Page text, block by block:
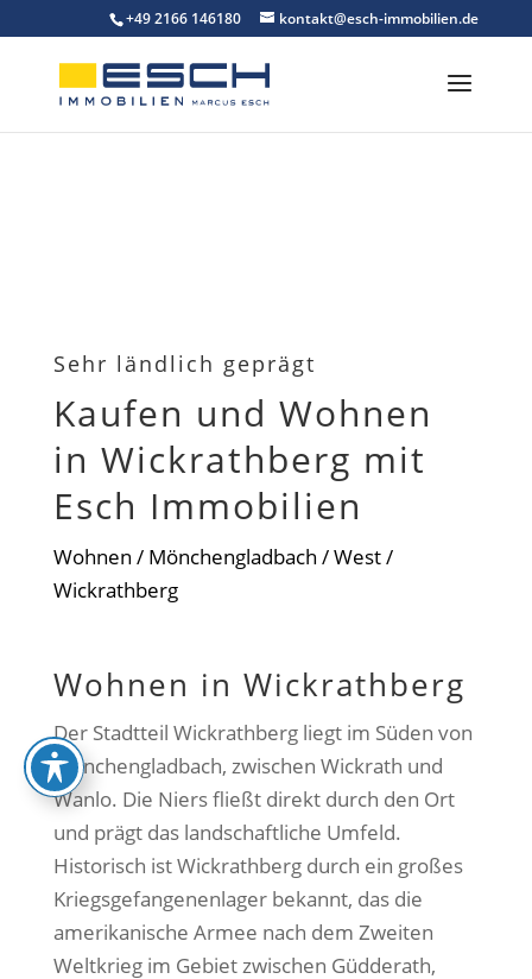
Skip to content+49 2166 146180 kontakt@esch-immobilien.de
Sehr ländlich geprägt
Kaufen und Wohnen
in Wickrathberg mit
Esch Immobilien
Wohnen / Mönchengladbach /West/
Wickrathberg
Wohnen in Wickrathberg
Der Stadtteil Wickrathberg liegt im Süden von
Mönchengladbach, zwischen Wickrath und
Wanlo. Die Niers fließt direkt durch den Ort
und prägt das landschaftliche Umfeld.
Historisch ist Wickrathberg durch ein großes
Kriegsgefangenenlager bekannt, das die
amerikanische Armee nach dem Zweiten
Weltkrieg im Gebiet zwischen Güdderath,